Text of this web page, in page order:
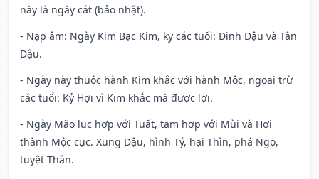
này là ngày cát (bảo nhật).
- Nạp âm: Ngày Kim Bạc Kim, kỵ các tuổi: Đinh Dậu và Tân
Dậu.
- Ngày này thuộc hành Kim khắc với hành Mộc, ngoại trừ
các tuổi: Kỷ Hợi vì Kim khắc mà được lợi.
- Ngày Mão lục hợp với Tuất, tam hợp với Mùi và Hợi
thành Mộc cục. Xung Dậu, hình Tý, hại Thìn, phá Ngọ,
tuyệt Thân.